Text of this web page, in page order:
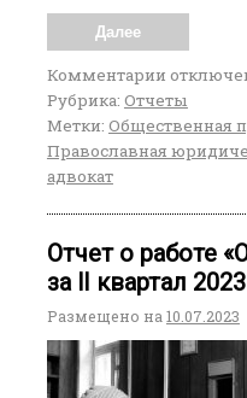
Далее
Комментарии
Рубрика: Отчеты
Метки: Общественная
Православная
адвокат
Отчет о работе
за lI квартал
Размещено на 10.07.2023